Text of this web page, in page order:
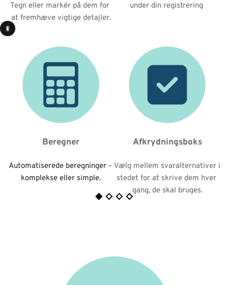
Tegn eller markér på dem for
at fremhæve vigtige detajler.
under din registrering
Beregner
Automatiserede beregninger -
komplekse eller simple.
Afkrydningsboks
Vælg mellem svaralternativer i
stedet for at skrive dem hver
gang, de skal bruges.